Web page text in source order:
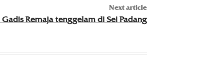
Next article
Remaja tenggelam di Sei Padang